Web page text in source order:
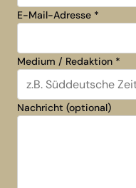
E-Mail-Adresse *
Medium / Redaktion *
Nachricht (optional)